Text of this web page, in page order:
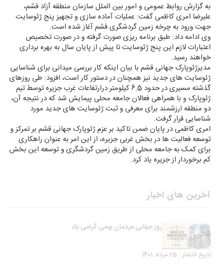
به گزارش روابط عمومی و امور بین الملل سازمان منطقه آزاد قشم،
علیرضا امری کاظمی گفت: عملیات آماده سازی و تجهیز پنج ژئوسایت
جهت ورود به چرخه زمین گردشگری قشم آغاز شده است.
وی ادامه داد: طبق برنامه ریزی صورت گرفته و در صورت تخصیص
اعتبارات لازم این پنج ژئوسایت تا پیش از پایان سال به بهره برداری
خواهند رسید.
مدیرژئوپارک جهانی قشم با بیان اینکه کار بررسی میدانی برای شناسایی
ژئوسایت های جدید نیز همچنان در دستور کار است، افزود: طی روزهای
گذشته مسیری در حدود 6.5 کیلومتر درارتفاعات غرب جزیره توسط تیم
ژئوپارک و با همراهی فعالان جامعه محلی پیمایش شد که در نتیجه آن،
دو منطقه ارزشمند برای معرفی و ثبت ژئوسایت های جدید مورد
شناسایی قرار گرفت.
امری کاظمی در پایان ضمن تاکید بر عزم ژئوپارک جهانی قشم بر تمرکز و
توسعه فعالیت ها در بخش غربی جزیره، از این امر به عنوان راهکاری
برای کمک به جامعه محلی از طریق زمین گردشگری و توسعه این بخش
کم برخوردار از جزیره یاد کرد.
آخرین های اخبار
روز جهانی مردمان بومی گرامی باد
تاریخ انتشار : 25 مرداد 1401